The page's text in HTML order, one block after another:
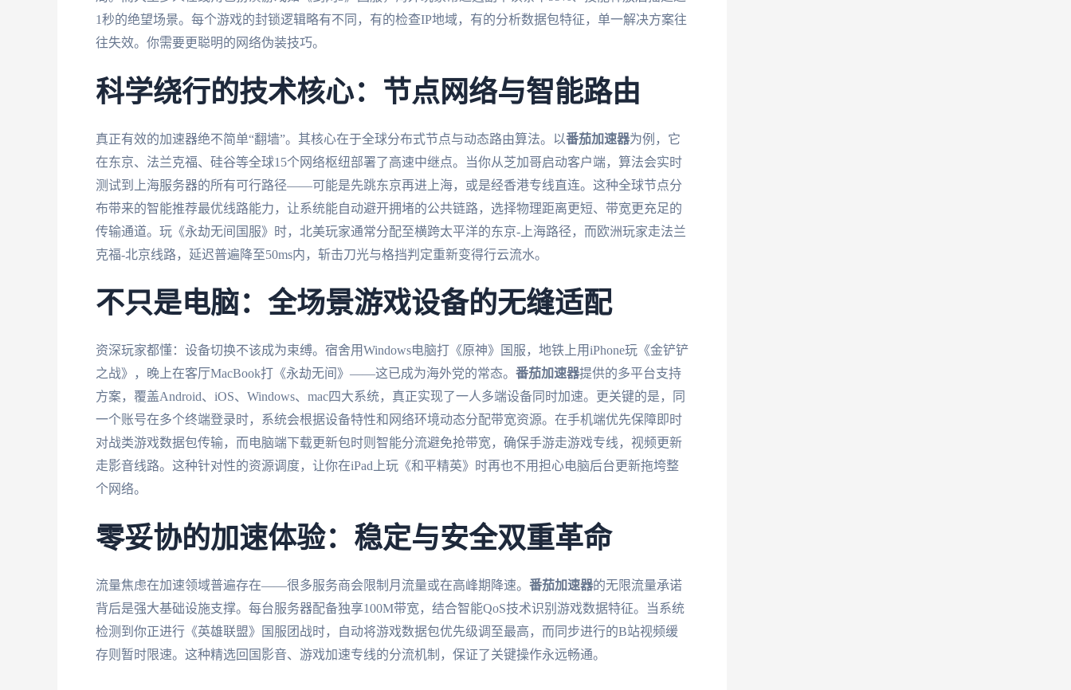
1秒的绝望场景。每个游戏的封锁逻辑略有不同，有的检查IP地域，有的分析数据包特征，单一解决方案往
往失效。你需要更聪明的网络伪装技巧。
科学绕行的技术核心：节点网络与智能路由
真正有效的加速器绝不简单“翻墙”。其核心在于全球分布式节点与动态路由算法。以番茄加速器为例，它
在东京、法兰克福、硅谷等全球15个网络枢纽部署了高速中继点。当你从芝加哥启动客户端，算法会实时
测试到上海服务器的所有可行路径——可能是先跳东京再进上海，或是经香港专线直连。这种全球节点分
布带来的智能推荐最优线路能力，让系统能自动避开拥堵的公共链路，选择物理距离更短、带宽更充足的
传输通道。玩《永劫无间国服》时，北美玩家通常分配至横跨太平洋的东京-上海路径，而欧洲玩家走法兰
克福-北京线路，延迟普遍降至50ms内，斩击刀光与格挡判定重新变得行云流水。
不只是电脑：全场景游戏设备的无缝适配
资深玩家都懂：设备切换不该成为束缚。宿舍用Windows电脑打《原神》国服，地铁上用iPhone玩《金铲铲
之战》，晚上在客厅MacBook打《永劫无间》——这已成为海外党的常态。 番茄加速器提供的多平台支持
方案，覆盖Android、iOS、Windows、mac四大系统，真正实现了一人多端设备同时加速。更关键的是，同
一个账号在多个终端登录时，系统会根据设备特性和网络环境动态分配带宽资源。在手机端优先保障即时
对战类游戏数据包传输，而电脑端下载更新包时则智能分流避免抢带宽，确保手游走游戏专线，视频更新
走影音线路。这种针对性的资源调度，让你在iPad上玩《和平精英》时再也不用担心电脑后台更新拖垮整
个网络。
零妥协的加速体验：稳定与安全双重革命
流量焦虑在加速领域普遍存在——很多服务商会限制月流量或在高峰期降速。 番茄加速器的无限流量承诺
背后是强大基础设施支撑。每台服务器配备独享100M带宽，结合智能QoS技术识别游戏数据特征。当系统
检测到你正进行《英雄联盟》国服团战时，自动将游戏数据包优先级调至最高，而同步进行的B站视频缓
存则暂时限速。这种精选回国影音、游戏加速专线的分流机制，保证了关键操作永远畅通。